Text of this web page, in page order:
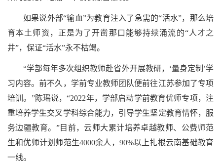
如果说外部“输血”为教育注入了急需的“活水”，那么培
育本土师资，正是为了开凿那口能够持续涌流的“人才之
井”，保证“活水”永不枯竭。
“学部每年多次组织教师赴省外开展教研，‘量身定制’学
习内容。前不久，学前专业教师团队便前往江苏参加了专项
培训。”陈瑶说，“2022年，学部启动学前教育优师专项，注
重培养学生交叉学科综合能力，引导学生坚定教育情怀，服
务边疆教育。”目前，云师大累计培养卓越教师、公费师范
生和优师计划师范生4000余人，90%以上扎根云南基础教育
一线。